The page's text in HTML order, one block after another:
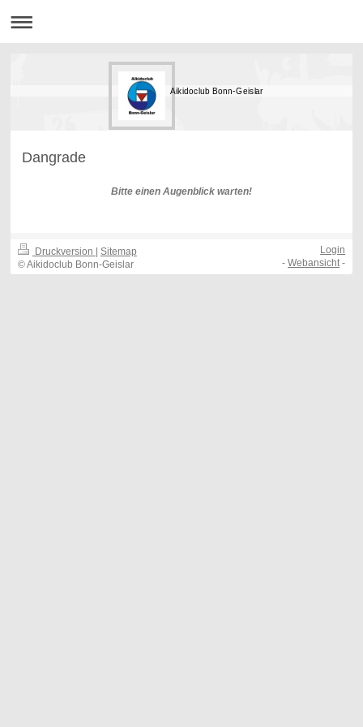
Aikidoclub Bonn-Geislar
Dangrade
Bitte einen Augenblick warten!
Druckversion | Sitemap
© Aikidoclub Bonn-Geislar
Login
-Webansicht -